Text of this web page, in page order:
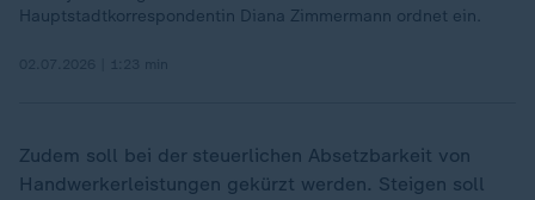
Hauptstadtkorrespondentin Diana Zimmermann ordnet ein.
Zudem soll bei der steuerlichen Absetzbarkeit von
Handwerkerleistungen gekürzt werden. Steigen soll